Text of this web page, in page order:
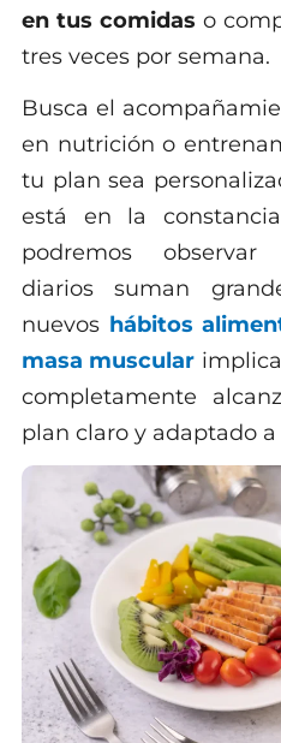
en tus comidas o
tres veces por semana.
Busca el
en nutrición o
tu plan sea
está en la
podremos observar
diarios suman
nuevos hábitos
masa muscular
completamente
plan claro y adaptado